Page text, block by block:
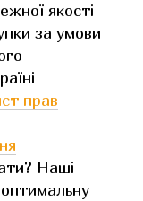
якості
за умови
прав
Наші